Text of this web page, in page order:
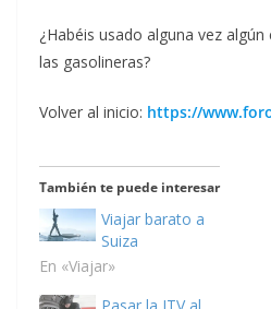
¿Habéis usado alguna vez
las gasolineras?
Volver al inicio: https://
También te puede interesar
Viajar barato a
Suiza
En «Viajar»